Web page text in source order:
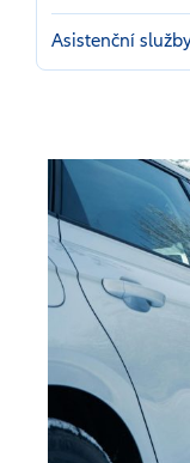
Asistenční